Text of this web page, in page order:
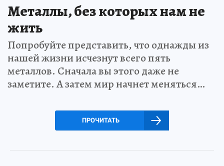
Металлы, без которых нам не
жить
Попробуйте представить, что однажды из
нашей жизни исчезнут всего пять
металлов. Сначала вы этого даже не
заметите. А затем мир начнет меняться…
ПРОЧИТАТЬ